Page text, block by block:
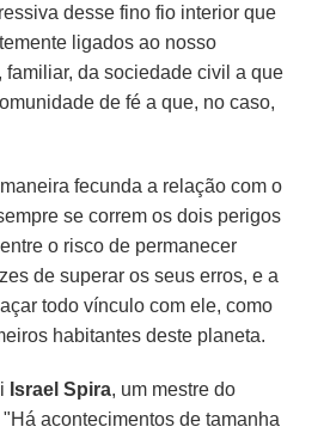
desse fino fio interior que
ligados ao nosso
da sociedade civil a que
de fé a que, no caso,
fecunda a relação com o
se correm os dois perigos
o risco de permanecer
de superar os seus erros, e a
todo vínculo com ele, como
habitantes deste planeta.
Israel Spira, um mestre do
acontecimentos de tamanha